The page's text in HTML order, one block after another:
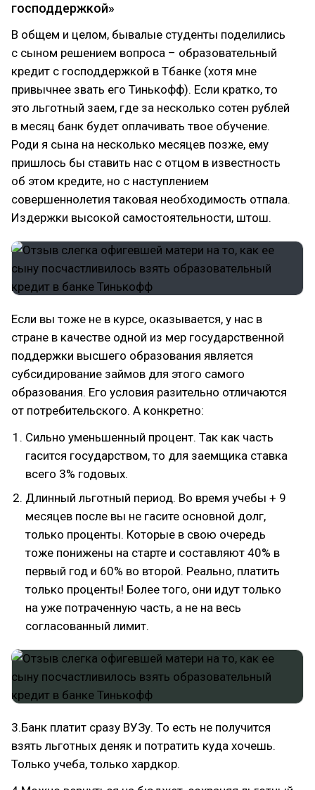
господдержкой»
В общем и целом, бывалые студенты поделились
с сыном решением вопроса – образовательный
кредит с господдержкой в Тбанке (хотя мне
привычнее звать его Тинькофф). Если кратко, то
это льготный заем, где за несколько сотен рублей
в месяц банк будет оплачивать твое обучение.
Роди я сына на несколько месяцев позже, ему
пришлось бы ставить нас с отцом в известность
об этом кредите, но с наступлением
совершеннолетия таковая необходимость отпала.
Издержки высокой самостоятельности, штош.
Если вы тоже не в курсе, оказывается, у нас в
стране в качестве одной из мер государственной
поддержки высшего образования является
субсидирование займов для этого самого
образования. Его условия разительно отличаются
от потребительского. А конкретно:
Сильно уменьшенный процент. Так как часть
гасится государством, то для заемщика ставка
всего 3% годовых.
Длинный льготный период. Во время учебы + 9
месяцев после вы не гасите основной долг,
только проценты. Которые в свою очередь
тоже понижены на старте и составляют 40% в
первый год и 60% во второй. Реально, платить
только проценты! Более того, они идут только
на уже потраченную часть, а не на весь
согласованный лимит.
3.Банк платит сразу ВУЗу. То есть не получится
взять льготных деняк и потратить куда хочешь.
Только учеба, только хардкор.